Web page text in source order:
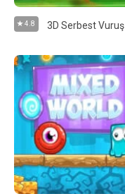
4.8 3D Serbest Vuruş